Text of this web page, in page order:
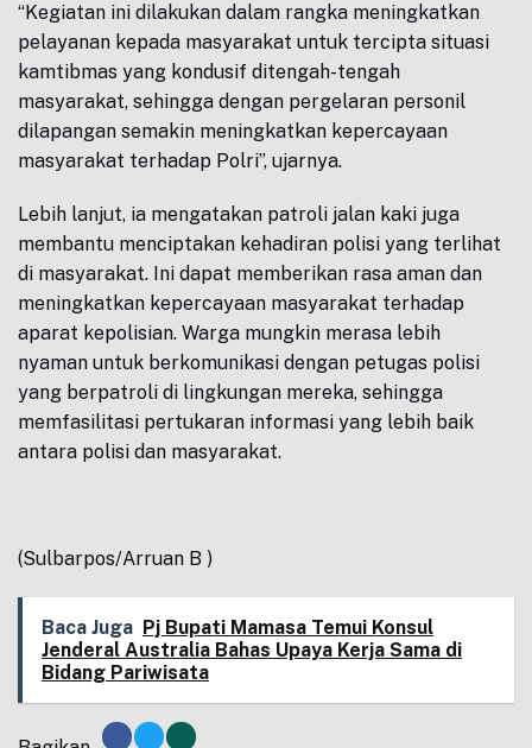
“Kegiatan ini dilakukan dalam rangka meningkatkan
pelayanan kepada masyarakat untuk tercipta situasi
kamtibmas yang kondusif ditengah-tengah
masyarakat, sehingga dengan pergelaran personil
dilapangan semakin meningkatkan kepercayaan
masyarakat terhadap Polri”, ujarnya.
Lebih lanjut, ia mengatakan patroli jalan kaki juga
membantu menciptakan kehadiran polisi yang terlihat
di masyarakat. Ini dapat memberikan rasa aman dan
meningkatkan kepercayaan masyarakat terhadap
aparat kepolisian. Warga mungkin merasa lebih
nyaman untuk berkomunikasi dengan petugas polisi
yang berpatroli di lingkungan mereka, sehingga
memfasilitasi pertukaran informasi yang lebih baik
antara polisi dan masyarakat.
(Sulbarpos/Arruan B )
Baca Juga Pj Bupati Mamasa Temui Konsul
Jenderal Australia Bahas Upaya Kerja Sama di
Bidang Pariwisata